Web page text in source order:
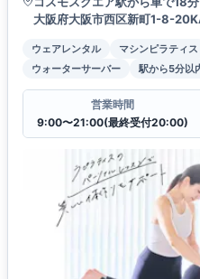
大阪府大阪市西区新町1-8-
ウェアレンタル マシンピラティス
ウォーターサーバー
駅から5分以
営業時間
9:00〜21:00(最終受付20:00)